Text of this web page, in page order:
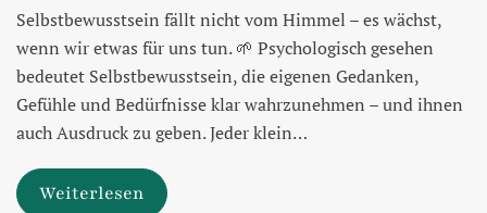
Selbstbewusstsein fällt nicht vom Himmel – es wächst,
wenn wir etwas für uns tun. 🌱 Psychologisch gesehen
bedeutet Selbstbewusstsein, die eigenen Gedanken,
Gefühle und Bedürfnisse klar wahrzunehmen – und ihnen
auch Ausdruck zu geben. Jeder klein…
Weiterlesen